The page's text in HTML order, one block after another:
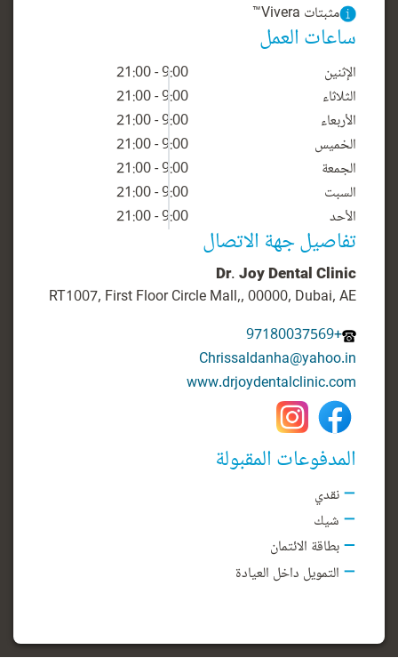
مثبتات Vivera™
ساعات العمل
الإثنين
9:00 - 21:00
الثلاثاء
9:00 - 21:00
الأربعاء
9:00 - 21:00
الخميس
9:00 - 21:00
الجمعة
9:00 - 21:00
السبت
9:00 - 21:00
الأحد
9:00 - 21:00
تفاصيل جهة الاتصال
Dr. Joy Dental Clinic
RT1007, First Floor Circle Mall,, 00000, Dubai, AE
+97180037569
Chrissaldanha@yahoo.in
www.drjoydentalclinic.com
المدفوعات المقبولة
نقدي
شيك
بطاقة الائتمان
التمويل داخل العيادة